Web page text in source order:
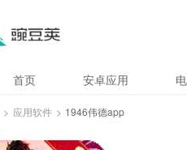
首页 安卓应用
> 应用软件 > 1946伟德app